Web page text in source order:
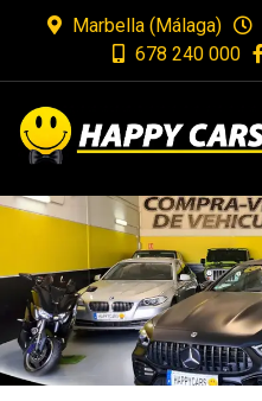
Marbella (Málaga)
678 240 000